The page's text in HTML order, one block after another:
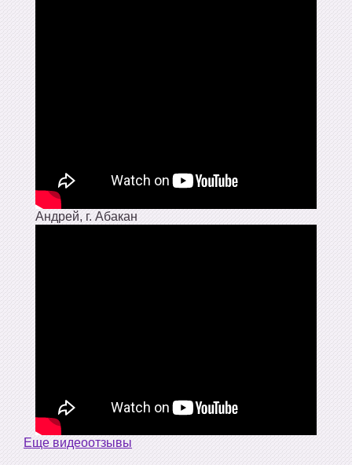
Андрей, г. Абакан
Еще видеоотзывы